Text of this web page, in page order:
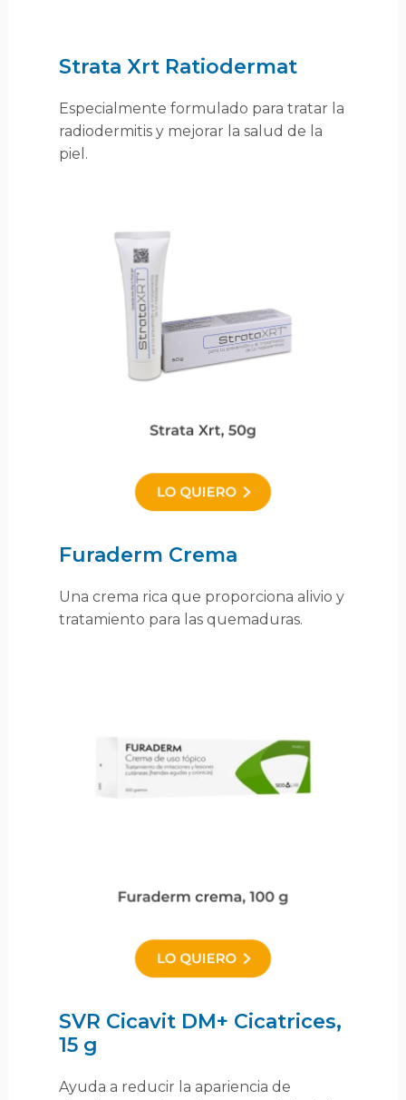
Strata Xrt Ratiodermat
Especialmente formulado para tratar la
radiodermitis y mejorar la salud de la
piel.
Furaderm Crema
Una crema rica que proporciona alivio y
tratamiento para las quemaduras.
SVR Cicavit DM+ Cicatrices,
15 g
Ayuda a reducir la apariencia de